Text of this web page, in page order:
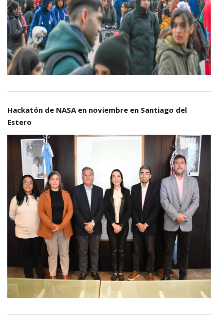
Hackatón de NASA en noviembre en Santiago del
Estero